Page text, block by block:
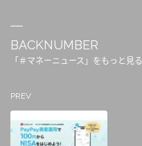
BACKNUMBER
「＃マネーニュース」をもっと見る
PREV